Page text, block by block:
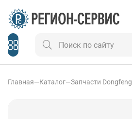
Главная—Каталог—Запчасти Dongfeng